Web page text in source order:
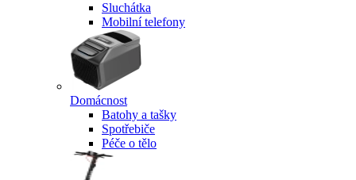
Sluchátka
Mobilní telefony
Domácnost
Batohy a tašky
Spotřebiče
Péče o tělo